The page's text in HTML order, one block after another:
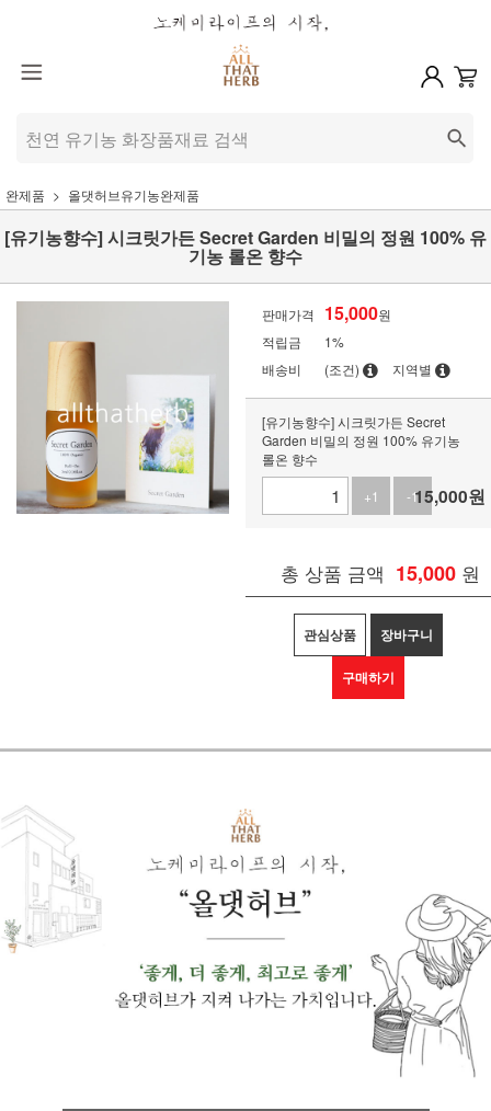
완제품 올댓허브유기농완제품
[유기농향수] 시크릿가든 Secret Garden 비밀의 정원 100% 유
기농 롤온 향수
판매가격 15,000원
적립금
1%
배송비
(조건) 지역별
[유기농향수] 시크릿가든 Secret
Garden 비밀의 정원 100% 유기농
롤온 향수
+1
-115,000원
총 상품 금액 15,000 원
관심상품 장바구니
구매하기